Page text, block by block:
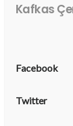
Kafkas
Facebook
Twitter